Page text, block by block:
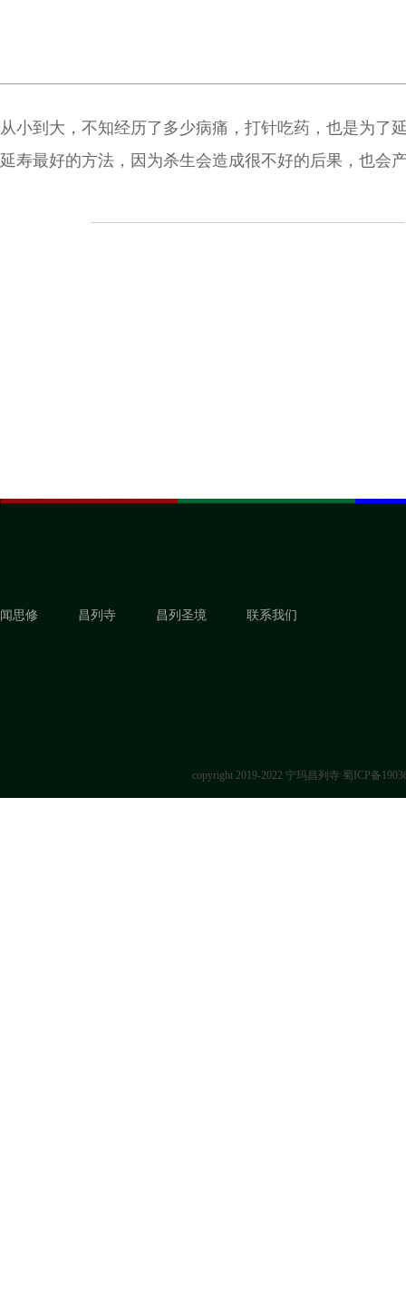
从小到大，不知经历了多少病痛，打针吃药，也是为了
延寿最好的方法，因为杀生会造成很不好的后果，也会
闻思修 昌列寺 昌列圣境 联系我们
copyright 2019-2022 宁玛昌列寺 蜀ICP备